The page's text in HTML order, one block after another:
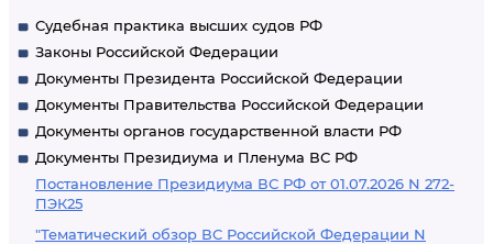
Судебная практика высших судов РФ
Законы Российской Федерации
Документы Президента Российской Федерации
Документы Правительства Российской Федерации
Документы органов государственной власти РФ
Документы Президиума и Пленума ВС РФ
Постановление Президиума ВС РФ от 01.07.2026 N 272-
ПЭК25
"Тематический обзор ВС Российской Федерации N